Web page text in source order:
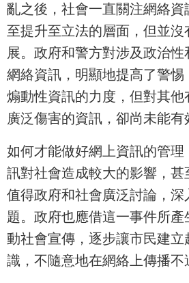
亂之後，社會一直關注網絡
至提升至立法的層面，但並沒
展。政府和警方對涉及政治
網絡資訊，明顯地提高了警惕
煽動性資訊的力度，但對其他
廣泛傷害的資訊，卻尚未能有
如何才能做好網上資訊的管理
訊對社會造成較大的影響，甚
值得政府和社會廣泛討論，深
題。政府也應借這一事件所
動社會宣傳，逐步讓市民建立
識，不隨意地在網絡上傳播不